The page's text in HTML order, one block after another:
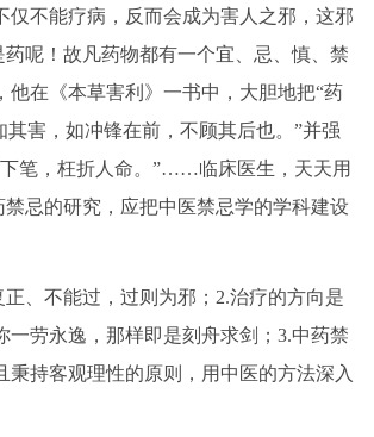
不能疗病，反而会成为害人之邪，这邪
呢！故凡药物都有一个宜、忌、慎、禁
在《本草害利》一书中，大胆地把“药
害，如冲锋在前，不顾其后也。”并强
笔，枉折人命。”……临床医生，天天用
忌的研究，应把中医禁忌学的学科建设
、不能过，过则为邪；2.治疗的方向是
劳永逸，那样即是刻舟求剑；3.中药禁
持客观理性的原则，用中医的方法深入